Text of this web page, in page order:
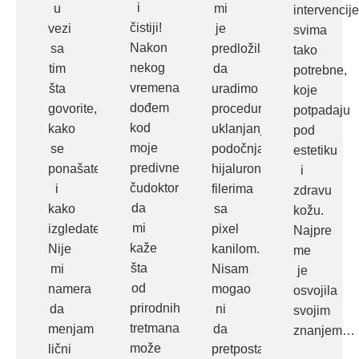
u
vezi
sa
tim
šta
govorite,
kako
se
ponašate
i
kako
izgledate.
Nije
mi
namera
da
menjam
lični
i
čistiji!
Nakon
nekog
vremena
dođem
kod
moje
predivne
čudoktorke
da
mi
kaže
šta
od
prirodnih
tretmana
može
mi
je
predložila
da
uradimo
proceduru
uklanjanja
podočnjaka
hijaluronskim
filerima
sa
pixel
kanilom.
Nisam
mogao
ni
da
pretpostavim…
svima
tako
potrebne,
koje
potpadaju
pod
estetiku
i
zdravu
kožu.
Najpre
me
je
osvojila
svojim
znanjem…